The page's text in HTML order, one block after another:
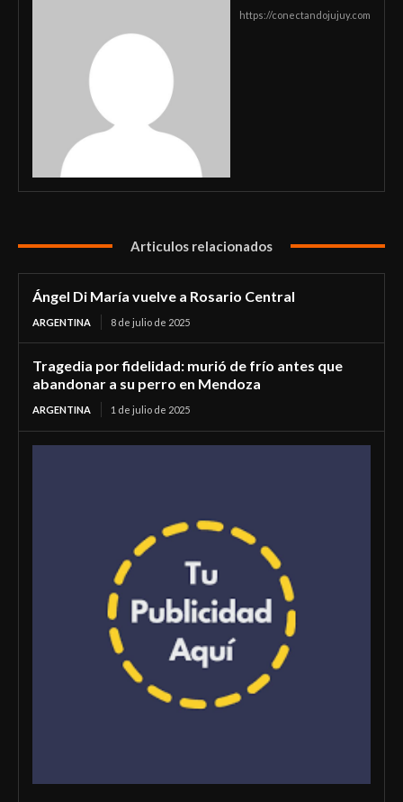
https://conectandojujuy.com
Articulos relacionados
Ángel Di María vuelve a Rosario Central
ARGENTINA 8 de julio de 2025
Tragedia por fidelidad: murió de frío antes que
abandonar a su perro en Mendoza
ARGENTINA 1 de julio de 2025